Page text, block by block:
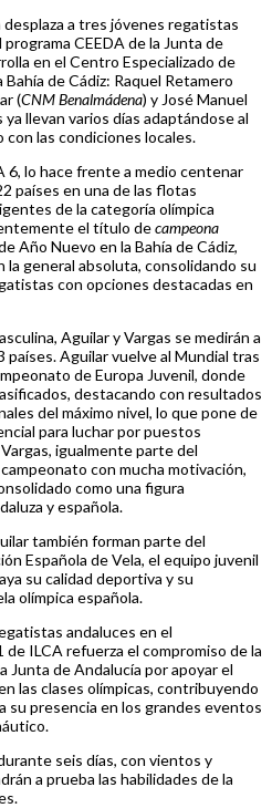
desplaza a tres jóvenes regatistas
CEEDA de la Junta de
en el Centro Especializado de
de Cádiz: Raquel Retamero
(CNM Benalmádena) y José Manuel
ya llevan varios días adaptándose al
las condiciones locales.
6, lo hace frente a medio centenar
países en una de las flotas
de la categoría olímpica
el título decampeona
Año Nuevo en la Bahía de Cádiz,
la general absoluta, consolidando su
con opciones destacadas en
Aguilar y Vargas se medirán a
Aguilar vuelve al Mundial tras
de Europa Juvenil, donde
destacando con resultados
del máximo nivel, lo que pone de
para luchar por puestos
igualmente parte del
con mucha motivación,
como una figura
y española.
también forman parte del
Española de Vela, el equipo juvenil
su calidad deportiva y su
olímpica española.
andaluces en el
ILCA refuerza el compromiso de la
Junta de Andalucía por apoyar el
las clases olímpicas, contribuyendo
su presencia en los grandes eventos
seis días, con vientos y
a prueba las habilidades de la